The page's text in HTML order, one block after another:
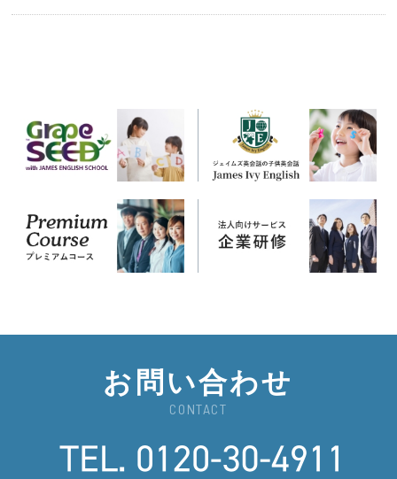
お問い合わせ
CONTACT